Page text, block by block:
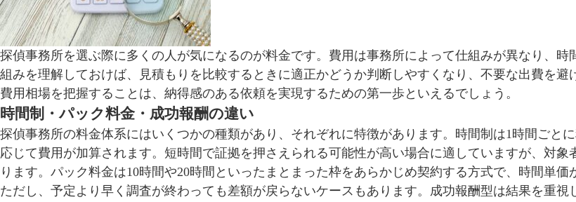
探偵事務所を選ぶ際に多くの人が気になるのが料金です。費用は事務所によって仕組みが異なり、
組みを理解しておけば、見積もりを比較するときに適正かどうか判断しやすくなり、不要な出費を避
費用相場を把握することは、納得感のある依頼を実現するための第一歩といえるでしょう。
時間制・パック料金・成功報酬の違い
探偵事務所の料金体系にはいくつかの種類があり、それぞれに特徴があります。時間制は1時間ごと
応じて費用が加算されます。短時間で証拠を押さえられる可能性が高い場合に適していますが、対
ります。パック料金は10時間や20時間といったまとまった枠をあらかじめ契約する方式で、時間単価
ただし、予定より早く調査が終わっても差額が戻らないケースもあります。成功報酬型は結果を重